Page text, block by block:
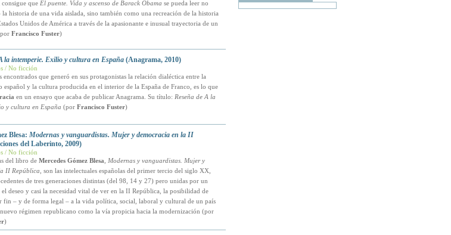
consigue que El puente. Vida y ascenso de Barack Obama se pueda leer no
la historia de una vida aislada, sino también como una recreación de la historia
Unidos de América a través de la apasionante e inusual trayectoria de un
Francisco Fuster)
la intemperie. Exilio y cultura en España(Anagrama, 2010)
/ No ficción
encontrados que generó en sus protagonistas la relación dialéctica entre la
español y la cultura producida en el interior de la España de Franco, es lo que
en un ensayo que acaba de publicar Anagrama. Su título: Reseña de A la
y cultura en España (por Francisco Fuster)
Blesa: Modernas y vanguardistas. Mujer y democracia en la II
del Laberinto, 2009)
/ No ficción
del libro de Mercedes Gómez Blesa
Modernas y vanguardistas. Mujer y
II República , son las intelectuales españolas del primer tercio del siglo XX,
de tres generaciones distintas (del 98, 14 y 27) pero unidas por un
deseo y casi la necesidad vital de ver en la II República, la posibilidad de
fin – y de forma legal – a la vida política, social, laboral y cultural de un país
régimen republicano como la vía propicia hacia la modernización (por
)